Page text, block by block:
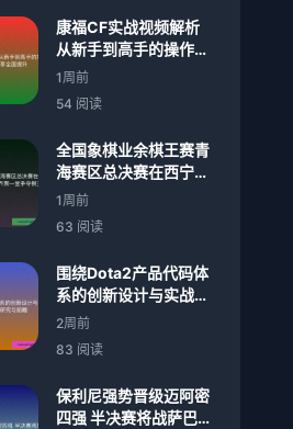
康福CF实战视频解析
从新手到高手的操作思
路与技巧分享全面提升
1周前
54 阅读
全国象棋业余棋王赛青
海赛区总决赛在西宁隆
重开幕 竞技高手齐聚一
堂争夺棋王桂冠
1周前
63 阅读
围绕Dota2产品代码体
系的创新设计与实战应
用解析深度研究与前瞻
2周前
83 阅读
保利尼强势晋级迈阿密
四强 半决赛将战萨巴伦